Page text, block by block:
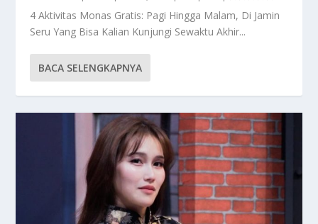
4 Aktivitas Monas Gratis: Pagi Hingga Malam, Di Jamin
Seru Yang Bisa Kalian Kunjungi Sewaktu Akhir...
BACA SELENGKAPNYA